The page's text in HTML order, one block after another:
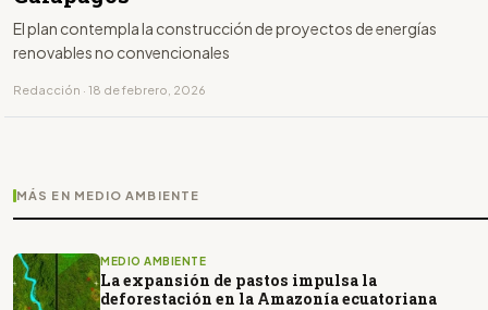
El plan contempla la construcción de proyectos de energías
renovables no convencionales
Redacción · 18 de febrero, 2026
MÁS EN MEDIO AMBIENTE
MEDIO AMBIENTE
La expansión de pastos impulsa la
deforestación en la Amazonía ecuatoriana